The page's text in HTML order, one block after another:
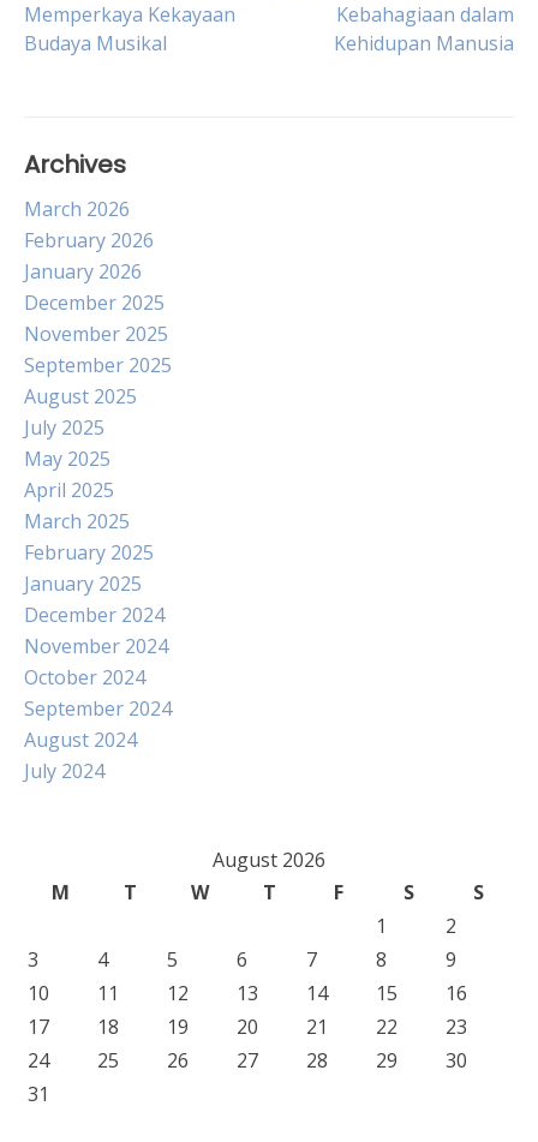
navigation
Memperkaya Kekayaan
Budaya Musikal
Kebahagiaan dalam
Kehidupan Manusia
Archives
March 2026
February 2026
January 2026
December 2025
November 2025
September 2025
August 2025
July 2025
May 2025
April 2025
March 2025
February 2025
January 2025
December 2024
November 2024
October 2024
September 2024
August 2024
July 2024
August 2026
M
T W T F S
S
1
2
3
4 5 6 7 8
9
10
11 12 13 14 15
16
17
18 19 20 21 22
23
24
25 26 27 28 29
30
31